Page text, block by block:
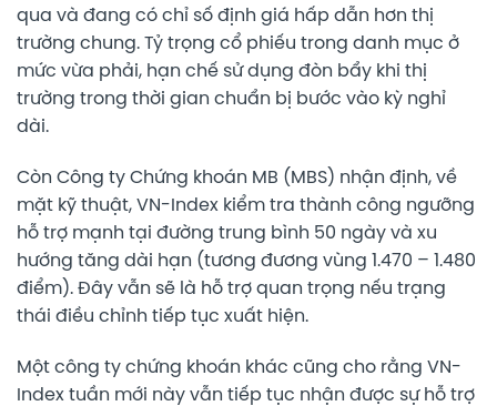
qua và đang có chỉ số định giá hấp dẫn hơn thị
trường chung. Tỷ trọng cổ phiếu trong danh mục ở
mức vừa phải, hạn chế sử dụng đòn bẩy khi thị
trường trong thời gian chuẩn bị bước vào kỳ nghỉ
dài.
Còn Công ty Chứng khoán MB (MBS) nhận định, về
mặt kỹ thuật, VN-Index kiểm tra thành công ngưỡng
hỗ trợ mạnh tại đường trung bình 50 ngày và xu
hướng tăng dài hạn (tương đương vùng 1.470 – 1.480
điểm). Đây vẫn sẽ là hỗ trợ quan trọng nếu trạng
thái điều chỉnh tiếp tục xuất hiện.
Một công ty chứng khoán khác cũng cho rằng VN-
Index tuần mới này vẫn tiếp tục nhận được sự hỗ trợ